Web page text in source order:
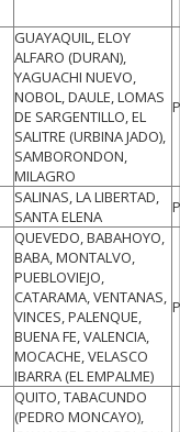
GUAYAQUIL, ELOY
ALFARO (DURAN),
YAGUACHI NUEVO,
NOBOL, DAULE, LOMAS
DE SARGENTILLO, EL
SALITRE (URBINA JADO),
SAMBORONDON,
MILAGRO
SALINAS, LA LIBERTAD,
SANTA ELENA
QUEVEDO, BABAHOYO,
BABA, MONTALVO,
PUEBLOVIEJO,
CATARAMA, VENTANAS,
VINCES, PALENQUE,
BUENA FE, VALENCIA,
MOCACHE, VELASCO
IBARRA (EL EMPALME)
QUITO, TABACUNDO
(PEDRO MONCAYO),